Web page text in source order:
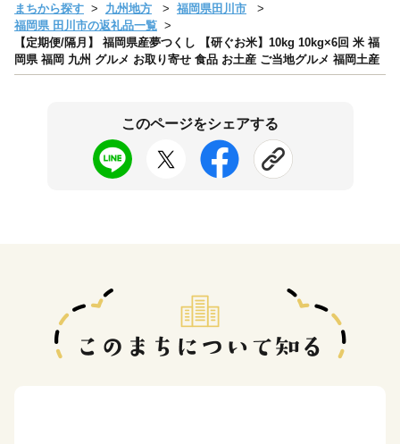
まちから探す 九州地方
福岡県田川市
福岡県 田川市の返礼品一覧
【定期便/隔月】 福岡県産夢つくし 【研ぐお米】10kg 10kg×6回 米 福
岡県 福岡 九州 グルメ お取り寄せ 食品 お土産 ご当地グルメ 福岡土産
このページをシェアする